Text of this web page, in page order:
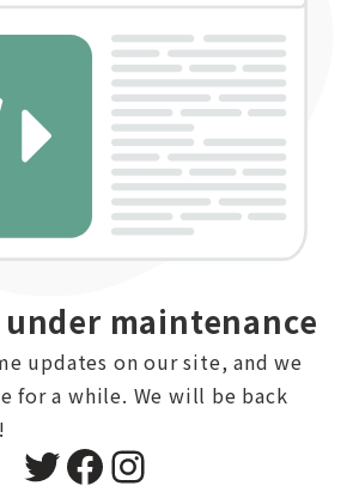
maintenance
updates on our site, and we
for a while. We will be back
Twitter
Facebook
Instagram